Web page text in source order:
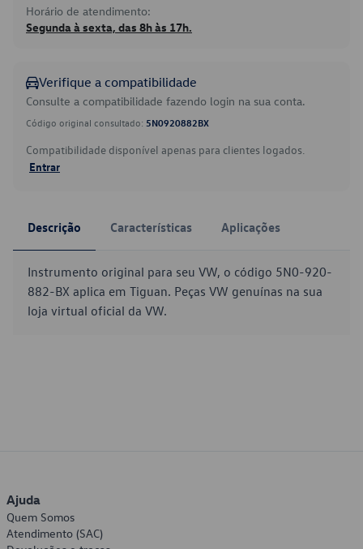
Horário de atendimento:
Segunda à sexta, das 8h às 17h.
Verifique a compatibilidade
Consulte a compatibilidade fazendo login na sua conta.
Código original consultado: 5N0920882BX
Compatibilidade disponível apenas para clientes logados.
Entrar
Descrição Características Aplicações
Instrumento original para seu VW, o código 5N0-920-
882-BX aplica em Tiguan. Peças VW genuínas na sua
loja virtual oficial da VW.
Ajuda
Quem Somos
Atendimento (SAC)